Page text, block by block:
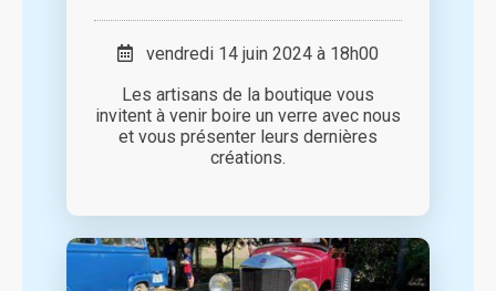
vendredi 14 juin 2024 à 18h00
Les artisans de la boutique vous
invitent à venir boire un verre avec nous
et vous présenter leurs dernières
créations.